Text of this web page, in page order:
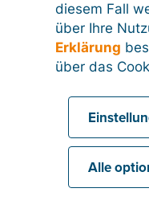
diesem Fall
über Ihre
Erklärung
über das
Alle